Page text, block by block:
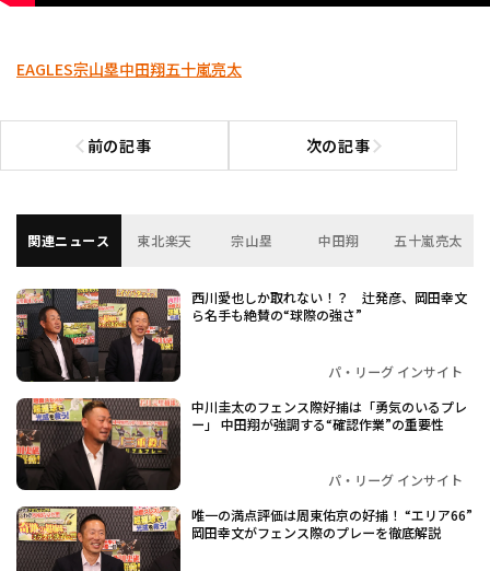
EAGLES宗山塁中田翔五十嵐亮太
前の記事
前の記事へ 次の記事次の記事へ
関連ニュース 東北楽天 宗山塁 中田翔 五十嵐亮太
西川愛也しか取れない！？ 辻発彦、岡田幸文
ら名手も絶賛の“球際の強さ”
パ・リーグ インサイト
中川圭太のフェンス際好捕は「勇気のいるプレ
ー」 中田翔が強調する“確認作業”の重要性
パ・リーグ インサイト
唯一の満点評価は周東佑京の好捕！ “エリア66”
岡田幸文がフェンス際のプレーを徹底解説